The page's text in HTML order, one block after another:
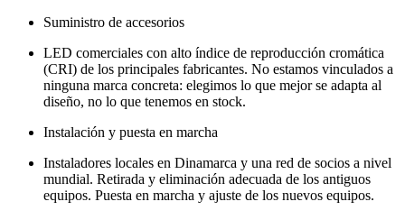
Suministro de accesorios
LED comerciales con alto índice de reproducción cromática
(CRI) de los principales fabricantes. No estamos vinculados a
ninguna marca concreta: elegimos lo que mejor se adapta al
diseño, no lo que tenemos en stock.
Instalación y puesta en marcha
Instaladores locales en Dinamarca y una red de socios a nivel
mundial. Retirada y eliminación adecuada de los antiguos
equipos. Puesta en marcha y ajuste de los nuevos equipos.